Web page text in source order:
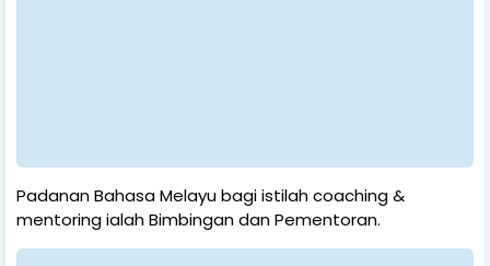
Padanan Bahasa Melayu bagi istilah coaching &
mentoring ialah Bimbingan dan Pementoran.